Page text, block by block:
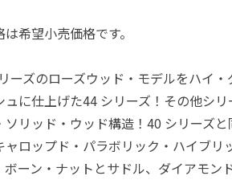
希望小売価格です。
ーズのローズウッド・モデルをハイ・
ュに仕上げた44 シリーズ！その他シリ
ソリッド・ウッド構造！40 シリーズと
ャロップド・パラボリック・ハイブリ
ボーン・ナットとサドル、ダイアモン